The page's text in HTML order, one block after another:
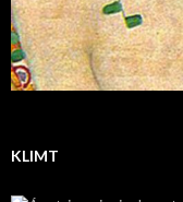
KLIMT